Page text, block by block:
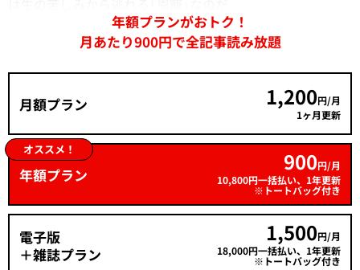
年額プランがおトク！
月あたり900円で全記事読み放題
月額プラン 1,200円/月
1ヶ月更新
オススメ！
年額プラン 900円/月
10,800円一括払い、1年更新
※トートバッグ付き
電子版
＋雑誌プラン
1,500円/月
18,000円一括払い、1年更新
※トートバッグ付き